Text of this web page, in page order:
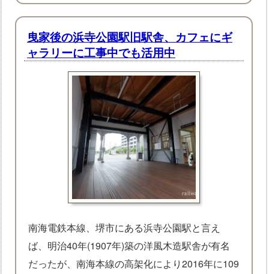
曳家後の浜寺公園駅旧駅舎、カフェにギ
ャラリーに工事中でも活用中
南海電鉄本線、堺市にある浜寺公園駅と言え
ば、明治40年(1907年)築の洋風木造駅舎が有名
だったが、南海本線の高架化により2016年に109